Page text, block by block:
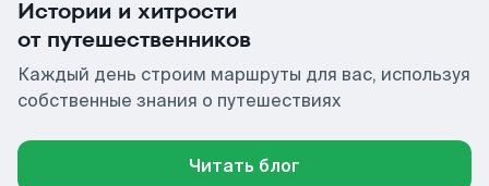
Истории и хитрости
от путешественников
Каждый день строим маршруты для вас, используя
собственные знания о путешествиях
Читать блог